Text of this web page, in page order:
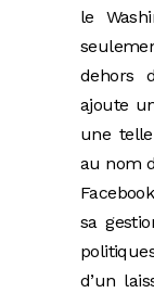
le
dehors
ajoute
une
au nom
sa
d’un